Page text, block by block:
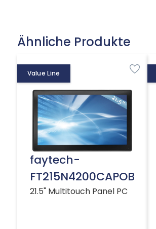
Ähnliche Produkte
Value Line
faytech-
FT215N4200CAPOB
21.5" Multitouch Panel PC